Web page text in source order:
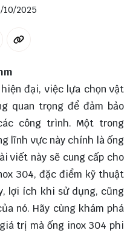
10/2025
đại, việc lựa chọn vật
quan trọng để đảm bảo
công trình. Một trong
lĩnh vực này chính là ống
viết này sẽ cung cấp cho
304, đặc điểm kỹ thuật
lợi ích khi sử dụng, cũng
nó. Hãy cùng khám phá
trị mà ống inox 304 phi